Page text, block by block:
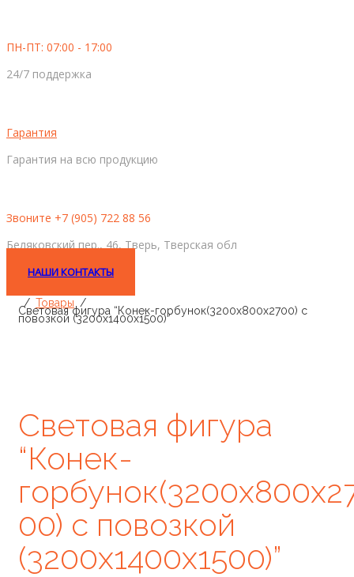
ПН-ПТ: 07:00 - 17:00
24/7 поддержка
Гарантия
Гарантия на всю продукцию
Звоните +7 (905) 722 88 56
Беляковский пер., 46, Тверь, Тверская обл
НАШИ КОНТАКТЫ
Товары
Световая фигура “Конек-горбунок(3200х800х2700) с
повозкой (3200х1400х1500)”
Световая фигура
“Конек-
00) с повозкой
(3200х1400х1500)”